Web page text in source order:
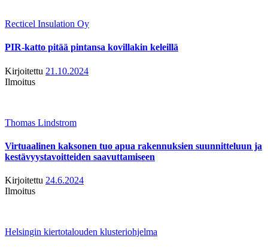
Recticel Insulation Oy
PIR-katto pitää pintansa kovillakin keleillä
Kirjoitettu 21.10.2024
Ilmoitus
Thomas Lindstrom
Virtuaalinen kaksonen tuo apua rakennuksien suunnitteluun ja
kestävyystavoitteiden saavuttamiseen
Kirjoitettu 24.6.2024
Ilmoitus
Helsingin kiertotalouden klusteriohjelma